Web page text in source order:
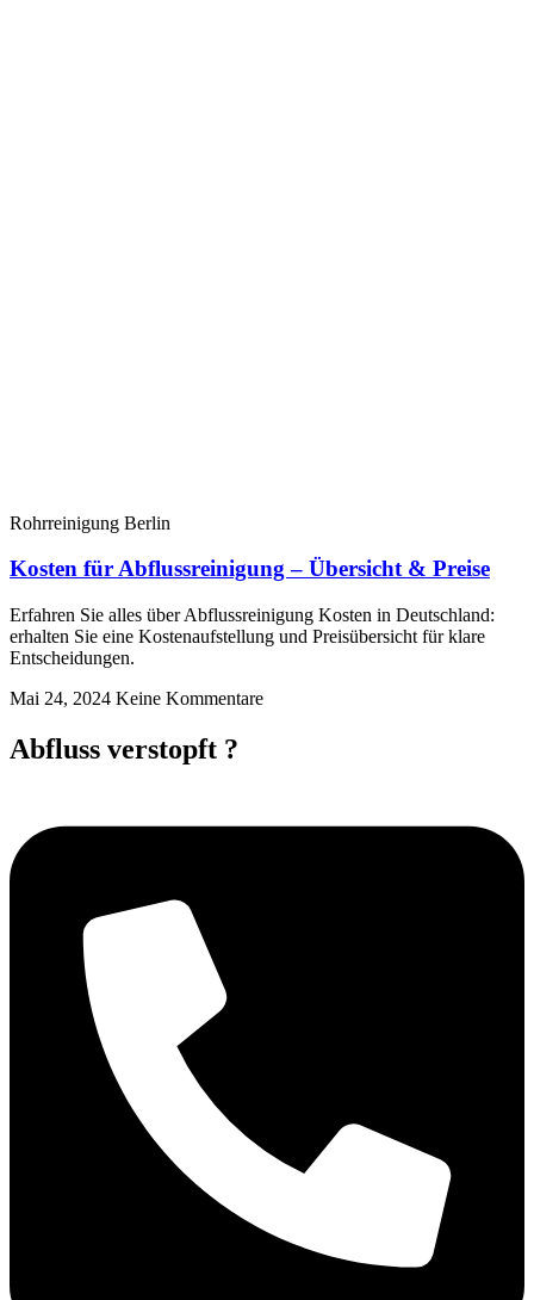
Rohrreinigung Berlin
Kosten für Abflussreinigung – Übersicht & Preise
Erfahren Sie alles über Abflussreinigung Kosten in Deutschland:
erhalten Sie eine Kostenaufstellung und Preisübersicht für klare
Entscheidungen.
Mai 24, 2024 Keine Kommentare
Abfluss verstopft ?